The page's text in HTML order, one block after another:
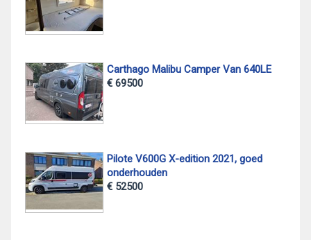
Carthago Malibu Camper Van 640LE
€ 69500
Pilote V600G X-edition 2021, goed
onderhouden
€ 52500